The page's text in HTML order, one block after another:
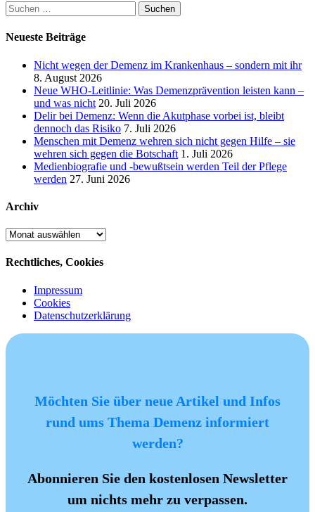
Suchen
nach:
Neueste Beiträge
Nicht wegen der Demenz im Krankenhaus – sondern mit ihr
8. August 2026
Neue WHO-Leitlinie: Was Demenzprävention leisten kann –
und was nicht 20. Juli 2026
Delir bei Demenz: Wenn die Akutphase vorbei ist, bleibt
dennoch das Risiko 7. Juli 2026
Menschen mit Demenz wehren sich nicht gegen Hilfe – sie
wehren sich gegen die Botschaft 1. Juli 2026
Medienbiografie und -bewußtsein werden Teil der Pflege
werden 27. Juni 2026
Archiv
Archiv
Rechtliches, Cookies
Impressum
Cookies
Datenschutzerklärung
Möchten Sie über neue Artikel und Infos
rund ums Thema Demenz informiert
werden?
Abonnieren Sie den kostenlosen Newsletter
um nichts mehr zu verpassen.